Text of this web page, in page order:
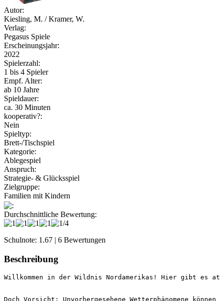
Autor:
Kiesling, M. / Kramer, W.
Verlag:
Pegasus Spiele
Erscheinungsjahr:
2022
Spielerzahl:
1 bis 4 Spieler
Empf. Alter:
ab 10 Jahre
Spieldauer:
ca. 30 Minuten
kooperativ?:
Nein
Spieltyp:
Brett-/Tischspiel
Kategorie:
Ablegespiel
Anspruch:
Strategie- & Glücksspiel
Zielgruppe:
Familien mit Kindern
:
Durchschnittliche Bewertung:
Schulnote: 1.67 | 6 Bewertungen
Beschreibung